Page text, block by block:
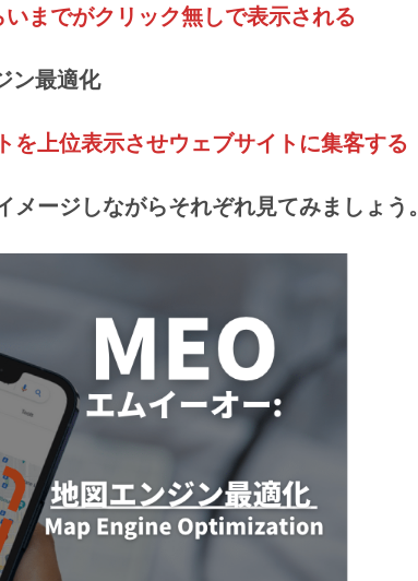
までがクリック無しで表示される
ン最適化
を上位表示させウェブサイトに集客する
メージしながらそれぞれ見てみましょう。